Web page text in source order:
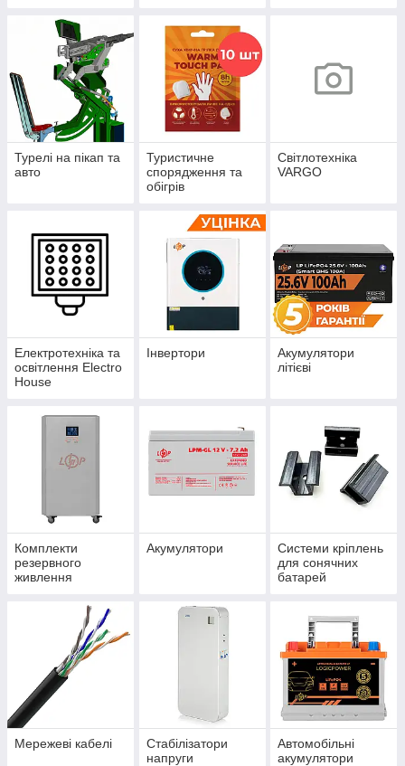
Турелі на пікап та
авто
Туристичне
спорядження та
обігрів
Світлотехніка
VARGO
Електротехніка та
освітлення Electro
House
Інвертори
Акумулятори
літієві
Комплекти
резервного
живлення
Акумулятори
Системи кріплень
для сонячних
батарей
Мережеві кабелі
Стабілізатори
напруги
Автомобільні
акумулятори